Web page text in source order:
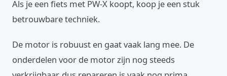
Als je een fiets met PW-X koopt, koop je een stuk
betrouwbare techniek.
De motor is robuust en gaat vaak lang mee. De
onderdelen voor de motor zijn nog steeds